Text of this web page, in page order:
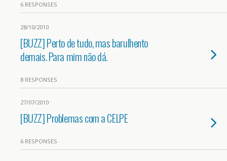
6 RESPONSES
28/10/2010
[BUZZ] Perto de tudo, mas barulhento
demais. Para mim não dá.
8 RESPONSES
27/07/2010
[BUZZ] Problemas com a CELPE
6 RESPONSES